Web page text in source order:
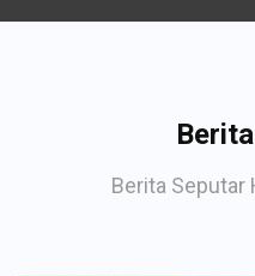
Berita Seputar